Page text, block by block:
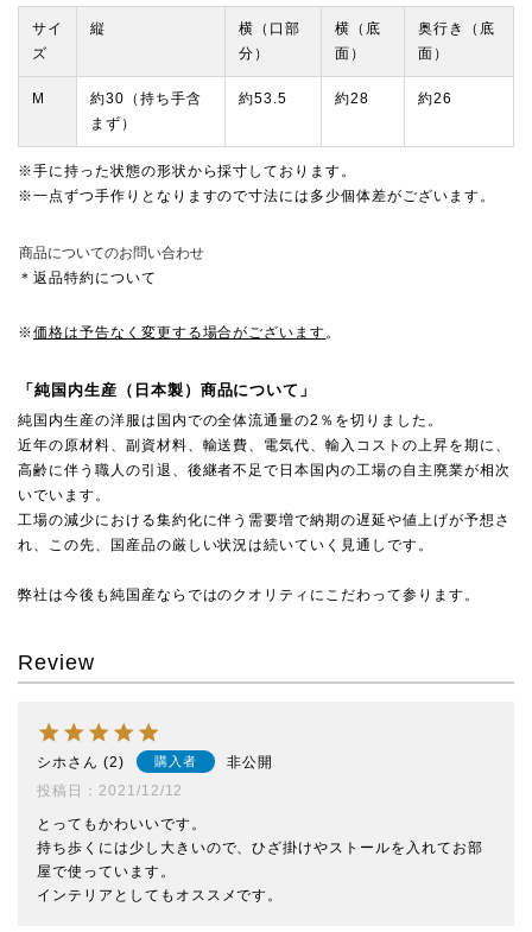
サイ
ズ
縦
横（口部
分）
横（底
面）
奥行き（底
面）
M
約30（持ち手含
まず）
約53.5 約28 約26
※手に持った状態の形状から採寸しております。
※一点ずつ手作りとなりますので寸法には多少個体差がございます。
商品についてのお問い合わせ
＊返品特約について
※価格は予告なく変更する場合がございます。
「純国内生産（日本製）商品について」
純国内生産の洋服は国内での全体流通量の2％を切りました。
近年の原材料、副資材料、輸送費、電気代、輸入コストの上昇を期に、
高齢に伴う職人の引退、後継者不足で日本国内の工場の自主廃業が相次
いでいます。
工場の減少における集約化に伴う需要増で納期の遅延や値上げが予想さ
れ、この先、国産品の厳しい状況は続いていく見通しです。
弊社は今後も純国産ならではのクオリティにこだわって参ります。
Review
シホ 2 購入者
非公開
投稿日
2021/12/12
とってもかわいいです。
持ち歩くには少し大きいので、ひざ掛けやストールを入れてお部
屋で使っています。
インテリアとしてもオススメです。